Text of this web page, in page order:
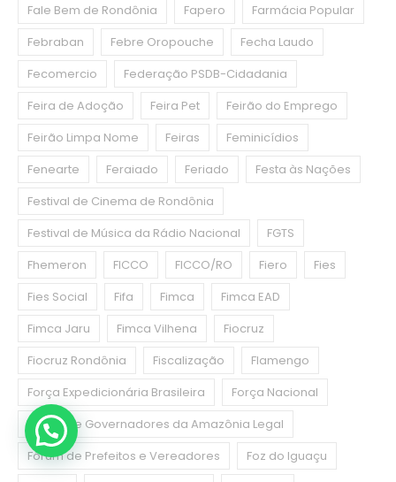
Fale Bem de Rondônia
Fapero
Farmácia Popular
Febraban
Febre Oropouche
Fecha Laudo
Fecomercio
Federação PSDB-Cidadania
Feira de Adoção
Feira Pet
Feirão do Emprego
Feirão Limpa Nome
Feiras
Feminicídios
Fenearte
Feraiado Feriado
Festa às Nações
Festival de Cinema de Rondônia
Festival de Música da Rádio Nacional
FGTS
Fhemeron
FICCO FICCO/RO Fiero
Fies
Fies Social
Fifa Fimca
Fimca EAD
Fimca Jaru
Fimca Vilhena
Fiocruz
Fiocruz Rondônia
Fiscalização
Flamengo
Força Expedicionária Brasileira
Força Nacional
Fórum de Governadores da Amazônia Legal
Fórum de Prefeitos e Vereadores
Foz do Iguaçu